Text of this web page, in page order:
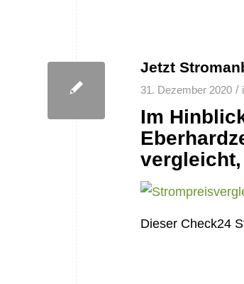
Jetzt
31. Dezember 2020 /
Im
Dieser Check24